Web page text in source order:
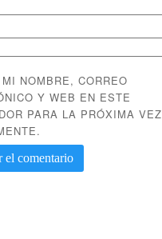
NOMBRE, CORREO
Y WEB EN ESTE
PARA LA PRÓXIMA VEZ